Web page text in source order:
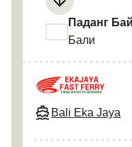
Паданг Бай
Бали
Bali Eka Jaya